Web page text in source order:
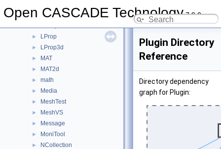
Open CASCADE Technology7.9.0
LocalAnalysis
► LProp
► LProp3d
► MAT
► MAT2d
► math
► Media
► MeshTest
► MeshVS
► Message
► MoniTool
► NCollection
Plugin Directory
Reference
Directory dependency
graph for Plugin: